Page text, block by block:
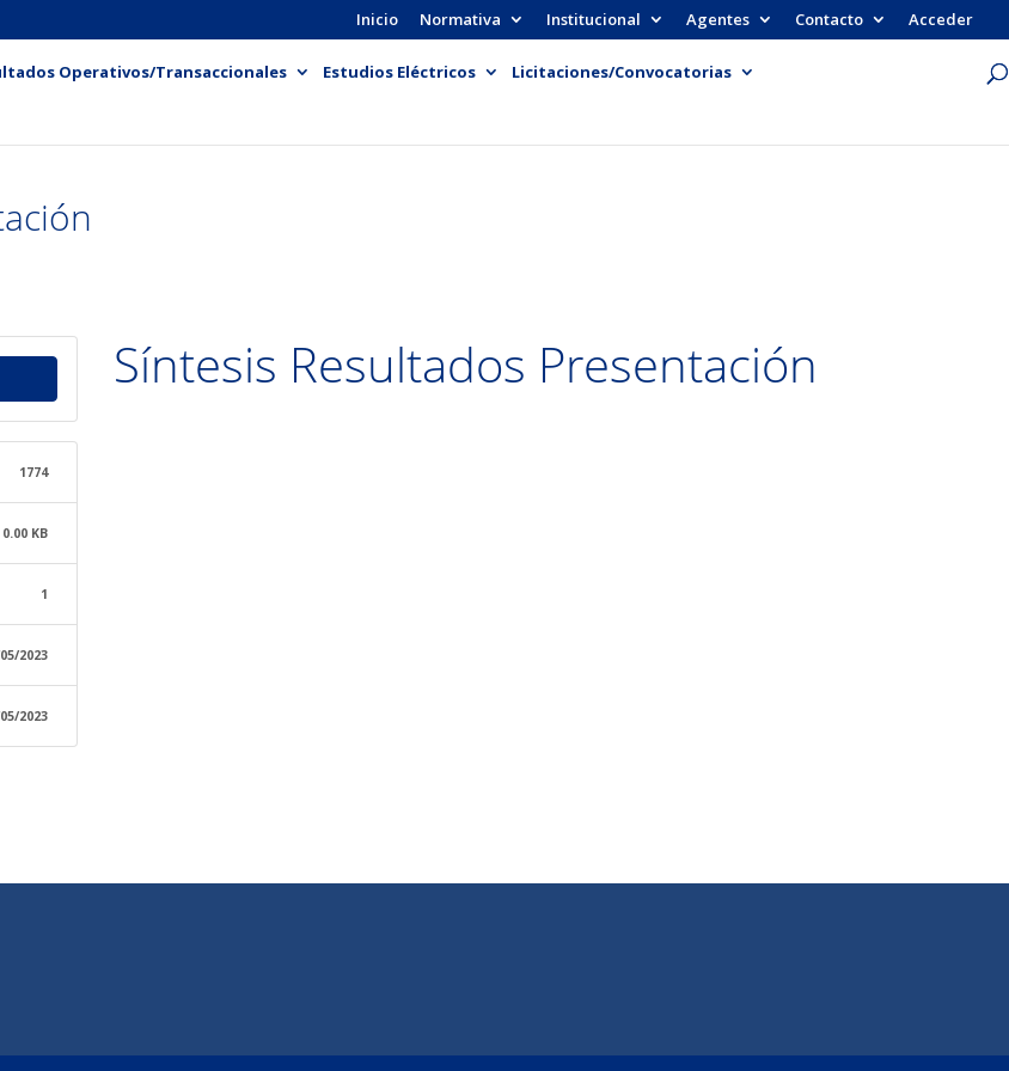
Inicio Normativa Institucional Agentes Contacto Acceder
Operativos/Transaccionales Estudios Eléctricos
Licitaciones/Convocatorias
1774
0.00 KB
1
2023
2023
Síntesis Resultados Presentación